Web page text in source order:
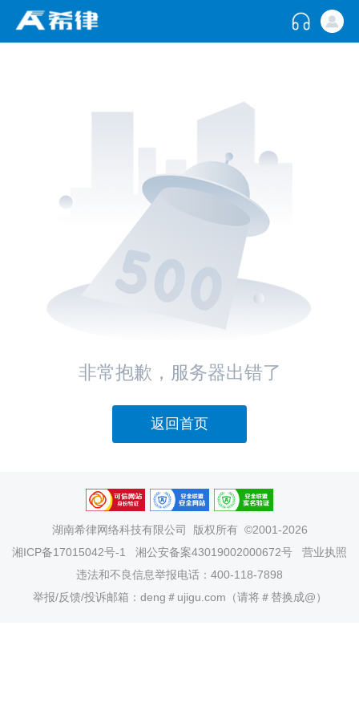
非常抱歉，服务器出错了
返回首页
湖南希律网络科技有限公司
版权所有 ©2001-2026
湘ICP备17015042号-1
湘公安备案43019002000672号
营业执照
违法和不良信息举报电话：400-118-7898
举报/反馈/投诉邮箱：deng＃ujigu.com（请将＃替换成@）